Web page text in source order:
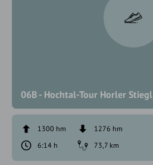
06B - Hochtal-Tour Horler Stiegl
1300 hm
1276 hm
6:14 h
73,7 km